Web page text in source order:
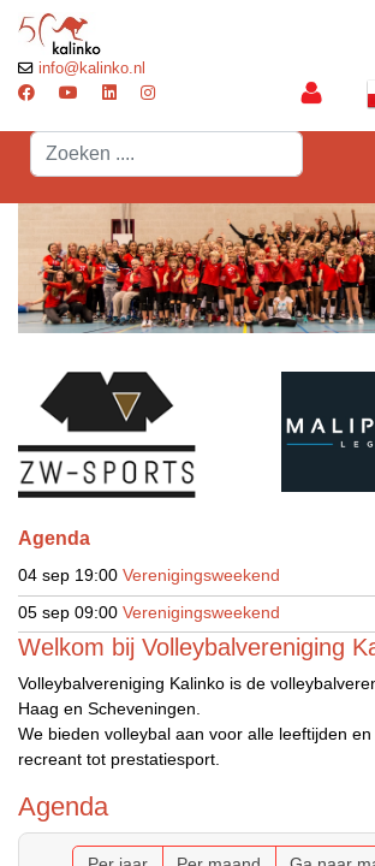
info@kalinko.nl
Search
...
Agenda
04 sep 19:00 Verenigingsweekend
05 sep 09:00 Verenigingsweekend
Welkom bij Volleybalvereniging
Volleybalvereniging Kalinko is de
Haag en Scheveningen.
We bieden volleybal aan voor alle leeftijden
recreant tot prestatiesport.
Agenda